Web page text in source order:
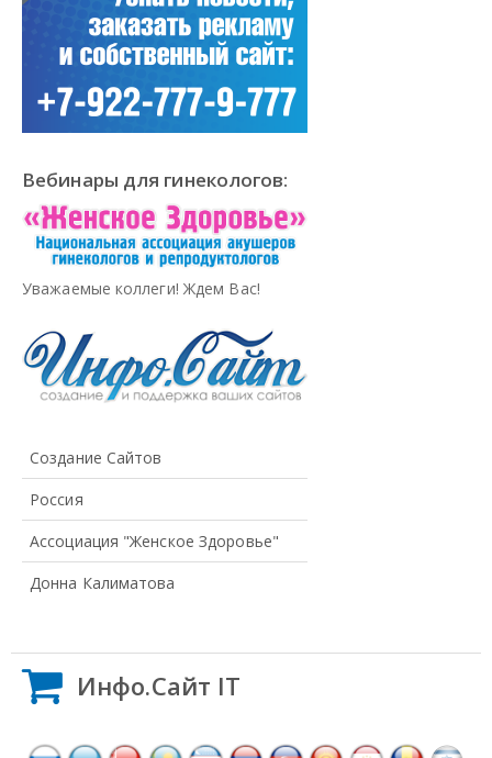
Вебинары для гинекологов:
Уважаемые коллеги! Ждем Вас!
Создание Сайтов
Россия
Ассоциация "Женское Здоровье"
Донна Калиматова
Инфо.Сайт IT